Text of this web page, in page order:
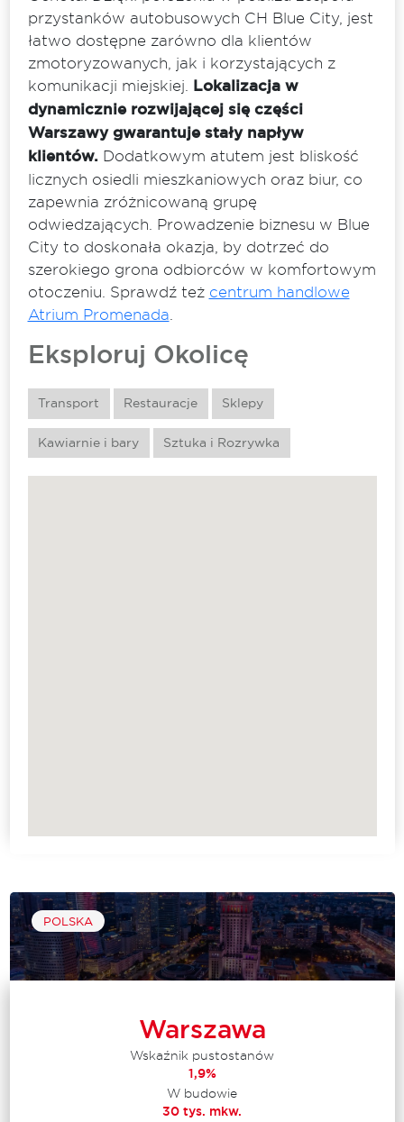
przystanków autobusowych CH Blue City, jest
łatwo dostępne zarówno dla klientów
zmotoryzowanych, jak i korzystających z
komunikacji miejskiej. Lokalizacja w
dynamicznie rozwijającej się części
Warszawy gwarantuje stały napływ
klientów.Dodatkowym atutem jest bliskość
licznych osiedli mieszkaniowych oraz biur, co
zapewnia zróżnicowaną grupę
odwiedzających. Prowadzenie biznesu w Blue
City to doskonała okazja, by dotrzeć do
szerokiego grona odbiorców w komfortowym
otoczeniu. Sprawdź też centrum handlowe
Atrium Promenada
Eksploruj Okolicę
Transport Restauracje Sklepy
Kawiarnie i bary Sztuka i Rozrywka
POLSKA
Warszawa
Wskaźnik pustostanów
1,9%
W budowie
30 tys. mkw.